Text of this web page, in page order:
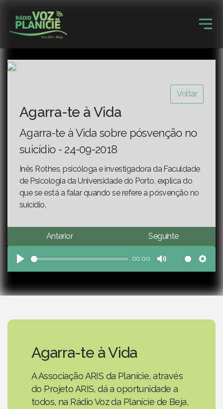
Voltar
Agarra-te à Vida
Agarra-te à Vida sobre pósvenção no
suicídio - 24-09-2018
Inês Rothes, psicóloga e investigadora da Faculdade
de Psicologia da Universidade do Porto, explica do
que se está a falar quando se refere a pósvenção no
suicídio.
Anterior Seguinte
Play
00:00
Mute
Agarra-te à Vida
A Associação ARIS da Planície, através
do Projeto ARIS, dá a oportunidade a
todos, na Rádio Voz da Planície de Beja,